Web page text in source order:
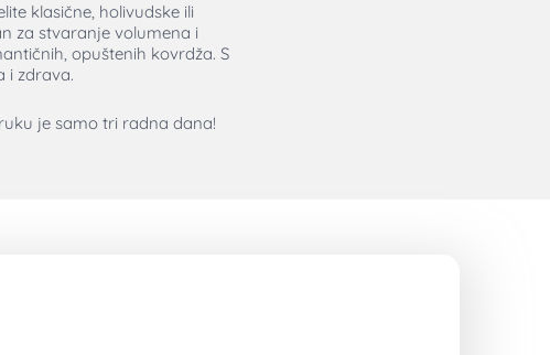
klasične, holivudske ili
za stvaranje volumena i
opuštenih kovrdža. S
i zdrava.
je samo tri radna dana!